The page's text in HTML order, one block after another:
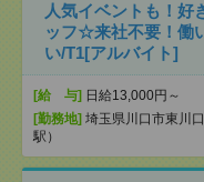
人気イベントも！好
ッフ☆来社不要！働
い/T1[アルバイト]
[給 与] 日給13,000円～
[勤務地] 埼玉県川口市東川
駅）